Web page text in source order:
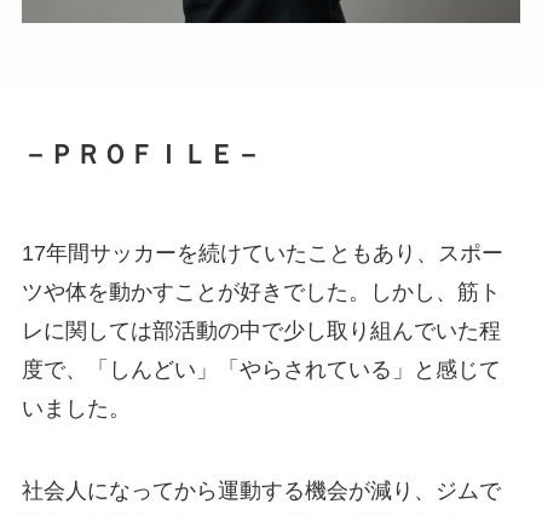
－ＰＲＯＦＩＬＥ－
17年間サッカーを続けていたこともあり、スポー
ツや体を動かすことが好きでした。しかし、筋ト
レに関しては部活動の中で少し取り組んでいた程
度で、「しんどい」「やらされている」と感じて
いました。
社会人になってから運動する機会が減り、ジムで